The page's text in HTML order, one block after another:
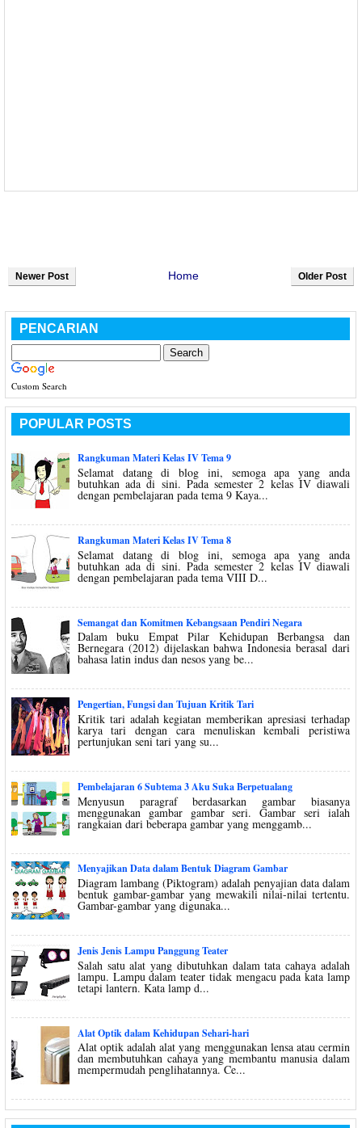
Newer Post Older Post
Home
PENCARIAN
Custom Search
POPULAR POSTS
Rangkuman Materi Kelas IV Tema 9
Selamat datang di blog ini, semoga apa yang anda
butuhkan ada di sini. Pada semester 2 kelas IV diawali
dengan pembelajaran pada tema 9 Kaya...
Rangkuman Materi Kelas IV Tema 8
Selamat datang di blog ini, semoga apa yang anda
butuhkan ada di sini. Pada semester 2 kelas IV diawali
dengan pembelajaran pada tema VIII D...
Semangat dan Komitmen Kebangsaan Pendiri Negara
Dalam buku Empat Pilar Kehidupan Berbangsa dan
Bernegara (2012) dijelaskan bahwa Indonesia berasal dari
bahasa latin indus dan nesos yang be...
Pengertian, Fungsi dan Tujuan Kritik Tari
Kritik tari adalah kegiatan memberikan apresiasi terhadap
karya tari dengan cara menuliskan kembali peristiwa
pertunjukan seni tari yang su...
Pembelajaran 6 Subtema 3 Aku Suka Berpetualang
Menyusun paragraf berdasarkan gambar biasanya
menggunakan gambar gambar seri. Gambar seri ialah
rangkaian dari beberapa gambar yang menggamb...
Menyajikan Data dalam Bentuk Diagram Gambar
Diagram lambang (Piktogram) adalah penyajian data dalam
bentuk gambar-gambar yang mewakili nilai-nilai tertentu.
Gambar-gambar yang digunaka...
Jenis Jenis Lampu Panggung Teater
Salah satu alat yang dibutuhkan dalam tata cahaya adalah
lampu. Lampu dalam teater tidak mengacu pada kata lamp
tetapi lantern. Kata lamp d...
Alat Optik dalam Kehidupan Sehari-hari
Alat optik adalah alat yang menggunakan lensa atau cermin
dan membutuhkan cahaya yang membantu manusia dalam
mempermudah penglihatannya. Ce...